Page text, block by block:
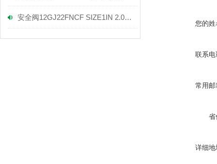
安全阀12GJ22FNCF SIZE1IN 2.07MPA 产品实拍图
您的姓
联系电
常用邮
省
详细地